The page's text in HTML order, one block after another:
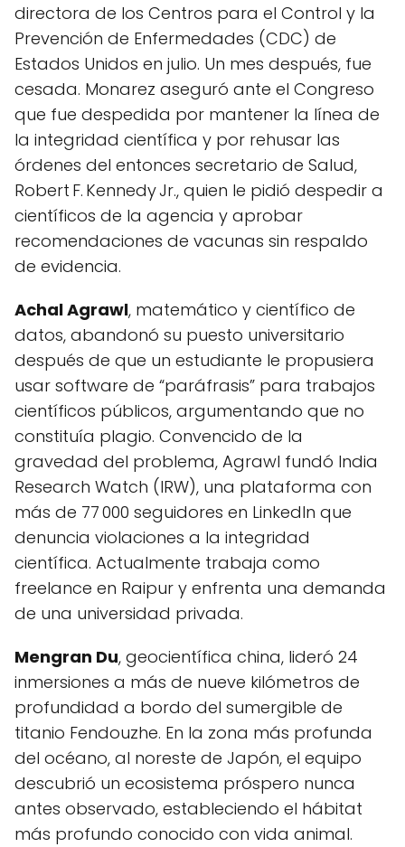
directora de los Centros para el Control y la
Prevención de Enfermedades (CDC) de
Estados Unidos en julio. Un mes después, fue
cesada. Monarez aseguró ante el Congreso
que fue despedida por mantener la línea de
la integridad científica y por rehusar las
órdenes del entonces secretario de Salud,
Robert F. Kennedy Jr., quien le pidió despedir a
científicos de la agencia y aprobar
recomendaciones de vacunas sin respaldo
de evidencia.
Achal Agrawl, matemático y científico de
datos, abandonó su puesto universitario
después de que un estudiante le propusiera
usar software de “paráfrasis” para trabajos
científicos públicos, argumentando que no
constituía plagio. Convencido de la
gravedad del problema, Agrawl fundó India
Research Watch (IRW), una plataforma con
más de 77 000 seguidores en LinkedIn que
denuncia violaciones a la integridad
científica. Actualmente trabaja como
freelance en Raipur y enfrenta una demanda
de una universidad privada.
Mengran Du, geocientífica china, lideró 24
inmersiones a más de nueve kilómetros de
profundidad a bordo del sumergible de
titanio Fendouzhe. En la zona más profunda
del océano, al noreste de Japón, el equipo
descubrió un ecosistema próspero nunca
antes observado, estableciendo el hábitat
más profundo conocido con vida animal.